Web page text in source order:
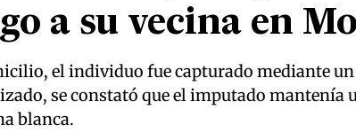
a su vecina en
el individuo fue capturado mediante
se constató que el imputado mantenía
blanca.